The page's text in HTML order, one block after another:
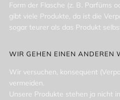
Form der Flasche (z. B. Parfüms
gibt viele Produkte, da ist die
sogar teurer als das Produkt
WIR GEHEN EINEN ANDEREN
Wir versuchen, konsequent
vermeiden.
Unsere Produkte stehen ja nicht